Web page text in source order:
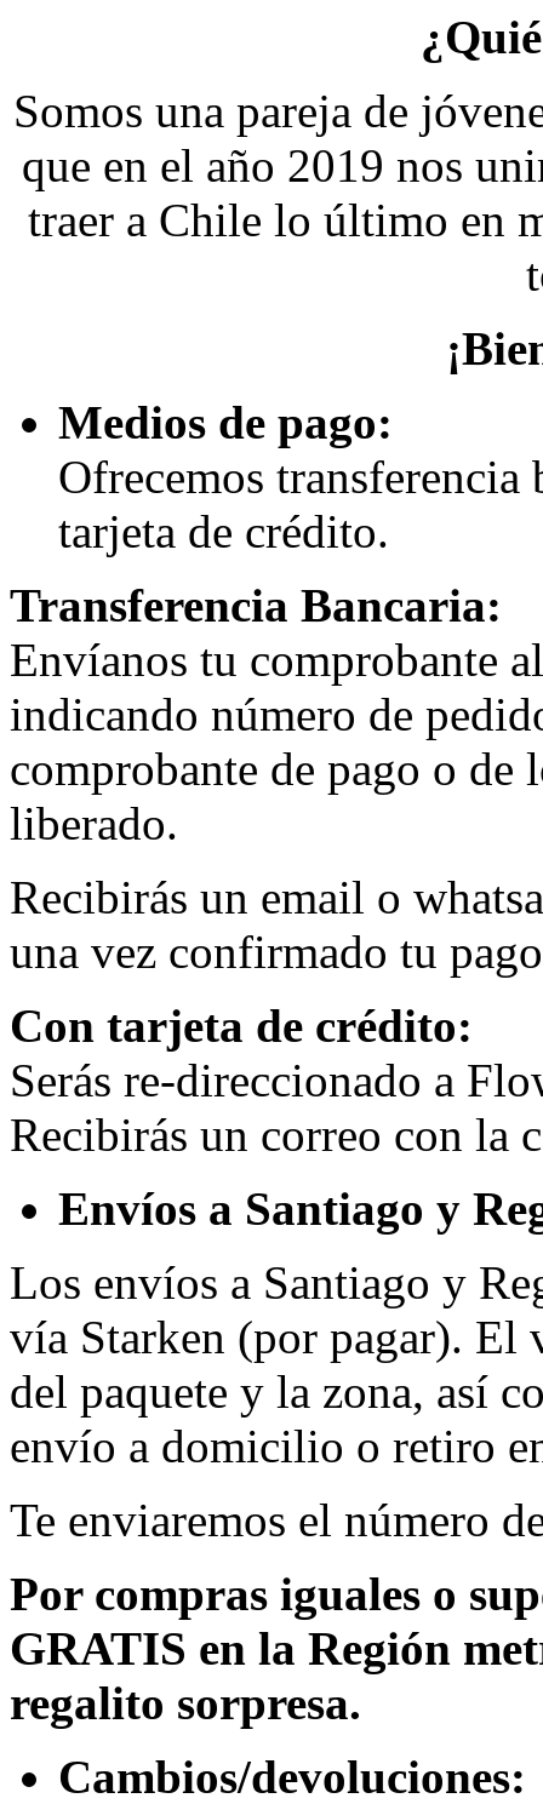
Somos una pareja de
que en el año 2019 nos
traer a Chile lo último en
Medios de pago:
Ofrecemos
tarjeta de crédito.
Transferencia Bancaria:
Envíanos tu comprobante
indicando número de
comprobante de pago o
liberado.
Recibirás un email o
una vez confirmado tu
Con tarjeta de crédito:
Serás re-direccionado a
Recibirás un correo con la
Envíos a Santiago y
Los envíos a Santiago y
vía Starken (por pagar). El
del paquete y la zona, así
envío a domicilio o retiro
Te enviaremos el número
Por compras iguales o
GRATIS en la Región
regalito sorpresa.
Cambios/devoluciones: